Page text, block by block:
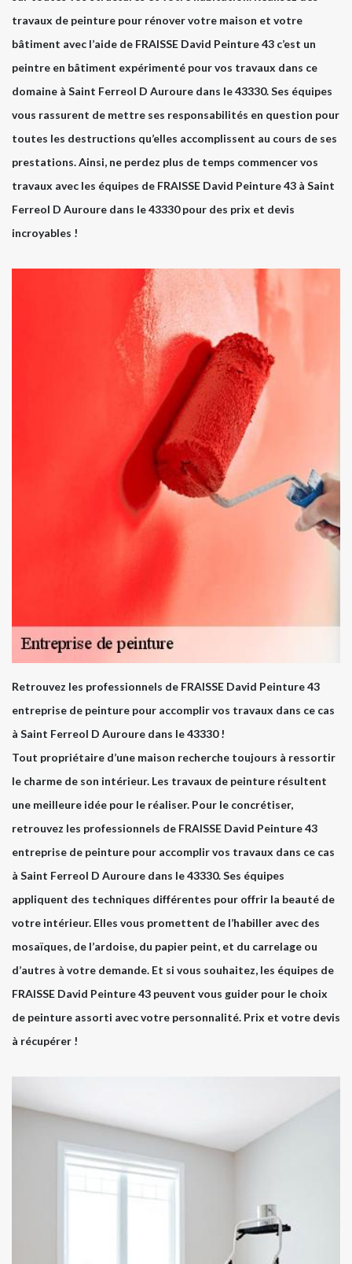
travaux de peinture pour rénover votre maison et votre
bâtiment avec l’aide de FRAISSE David Peinture 43 c’est un
peintre en bâtiment expérimenté pour vos travaux dans ce
domaine à Saint Ferreol D Auroure dans le 43330. Ses équipes
vous rassurent de mettre ses responsabilités en question pour
toutes les destructions qu’elles accomplissent au cours de ses
prestations. Ainsi, ne perdez plus de temps commencer vos
travaux avec les équipes de FRAISSE David Peinture 43 à Saint
Ferreol D Auroure dans le 43330 pour des prix et devis
incroyables !
Retrouvez les professionnels de FRAISSE David Peinture 43
entreprise de peinture pour accomplir vos travaux dans ce cas
à Saint Ferreol D Auroure dans le 43330 !
Tout propriétaire d’une maison recherche toujours à ressortir
le charme de son intérieur. Les travaux de peinture résultent
une meilleure idée pour le réaliser. Pour le concrétiser,
retrouvez les professionnels de FRAISSE David Peinture 43
entreprise de peinture pour accomplir vos travaux dans ce cas
à Saint Ferreol D Auroure dans le 43330. Ses équipes
appliquent des techniques différentes pour offrir la beauté de
votre intérieur. Elles vous promettent de l’habiller avec des
mosaïques, de l’ardoise, du papier peint, et du carrelage ou
d’autres à votre demande. Et si vous souhaitez, les équipes de
FRAISSE David Peinture 43 peuvent vous guider pour le choix
de peinture assorti avec votre personnalité. Prix et votre devis
à récupérer !